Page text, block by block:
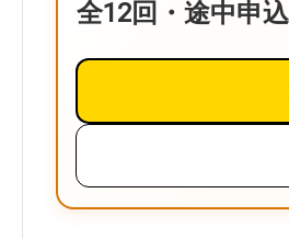
全12回・途中申